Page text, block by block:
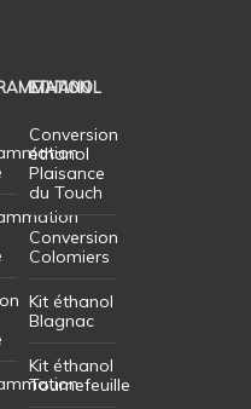
ETHANOL
Conversion
éthanol
Plaisance
du Touch
Conversion
Colomiers
Kit éthanol
Blagnac
Kit éthanol
Tournefeuille